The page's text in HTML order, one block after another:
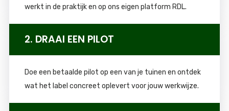
werkt in de praktijk en op ons eigen platform RDL.
2. DRAAI EEN PILOT
Doe een betaalde pilot op een van je tuinen en ontdek
wat het label concreet oplevert voor jouw werkwijze.